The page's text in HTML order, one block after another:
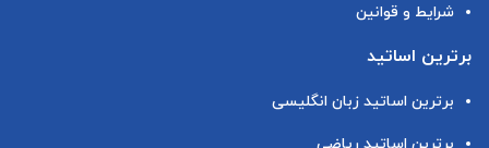
شرایط و قوانین
برترین اساتید
برترین اساتید زبان انگلیسی